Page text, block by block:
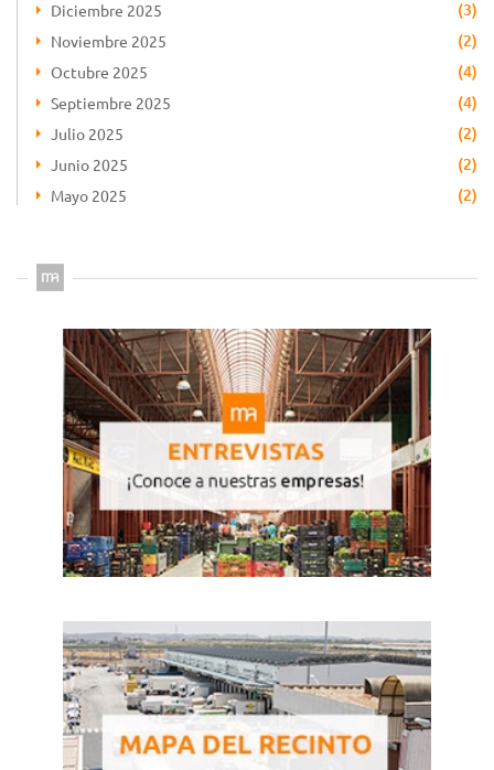
Diciembre 2025 (3)
Noviembre 2025 (2)
Octubre 2025 (4)
Septiembre 2025 (4)
Julio 2025 (2)
Junio 2025 (2)
Mayo 2025 (2)